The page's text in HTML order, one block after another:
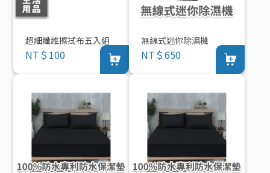
超細纖維擦拭布五入組
NT＄100
無線式迷你除濕機
NT＄650